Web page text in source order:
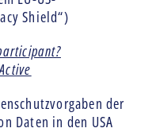
Shield“)
der
Daten in den USA